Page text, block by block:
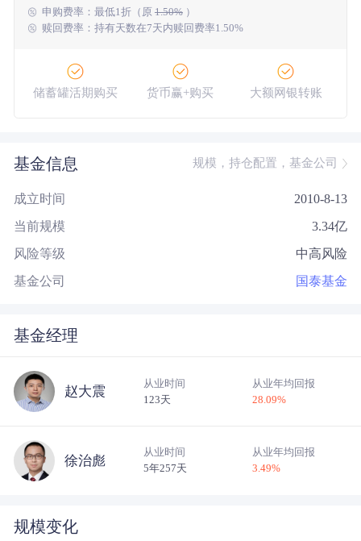
成立以来 448.32%
申购费率： 最低1折（原 1.50%）
赎回费率：持有天数在7天内赎回费率1.50%
储蓄罐活期购买 货币赢+购买 大额网银转账
基金信息 规模，持仓配置，基金公司
成立时间 2010-8-13
当前规模 3.34亿
风险等级 中高风险
基金公司 国泰基金
基金经理
赵大震
从业时间
123天
从业年均回报
28.09%
徐治彪
从业时间
5年257天
从业年均回报
3.49%
规模变化